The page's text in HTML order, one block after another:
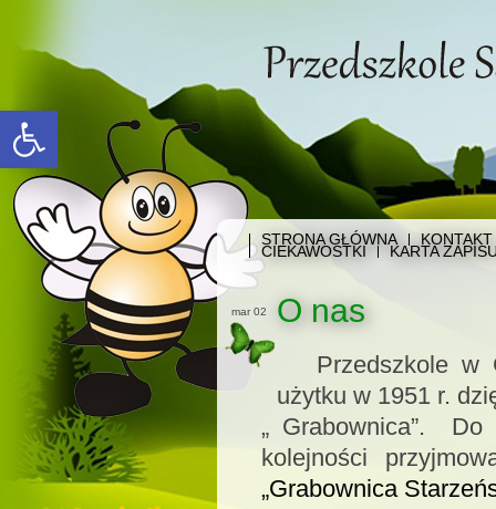
Open toolbar
STRONA GŁÓWNA
CIEKAWOSTKI KARTA
mar 02 O nas
Przedszkole w
użytku w 1951 r.
„ Grabownica”. Do
kolejności
„Grabownica